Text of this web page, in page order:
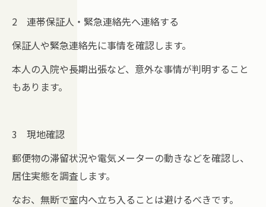
2 連帯保証人・緊急連絡先へ連絡する
保証人や緊急連絡先に事情を確認します。
本人の入院や長期出張など、意外な事情が判明すること
もあります。
3 現地確認
郵便物の滞留状況や電気メーターの動きなどを確認し、
居住実態を調査します。
なお、無断で室内へ立ち入ることは避けるべきです。